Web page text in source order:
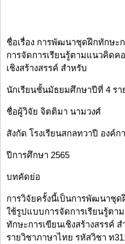
ชื่อเรื่อง การพัฒนาชุดฝึกทักษะ
การจัดการเรียนรู้ตามแนวคิด
เชิงสร้างสรรค์ สำหรับ
นักเรียนชั้นมัธยมศึกษาปีที่ 4 รา
ชื่อผู้วิจัย จิตติมา นามวงศ์
สังกัด โรงเรียนสกลทวาปี องค์
ปีการศึกษา 2565
บทคัดย่อ
การวิจัยครั้งนี้เป็นการพัฒนาชุ
ใช้รูปแบบการจัดการเรียนรู้ต
ทักษะการเขียนเชิงสร้างสรรค์
รายวิชาภาษาไทย รหัสวิชา ท